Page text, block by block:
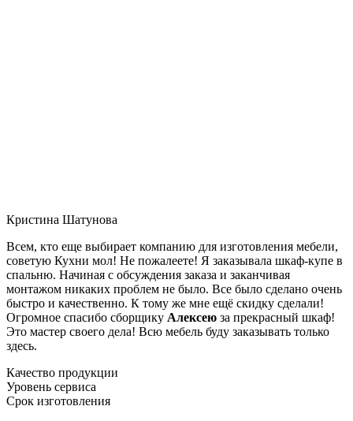
Кристина Шатунова
Всем, кто еще выбирает компанию для изготовления мебели,
советую Кухни мол! Не пожалеете! Я заказывала шкаф-купе в
спальню. Начиная с обсуждения заказа и заканчивая
монтажом никаких проблем не было. Все было сделано очень
быстро и качественно. К тому же мне ещё скидку сделали!
Огромное спасибо сборщику Алексею за прекрасный шкаф!
Это мастер своего дела! Всю мебель буду заказывать только
здесь.
Качество продукции
Уровень сервиса
Срок изготовления